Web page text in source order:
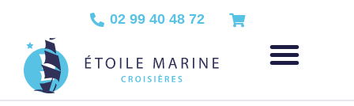
02 99 40 48 72